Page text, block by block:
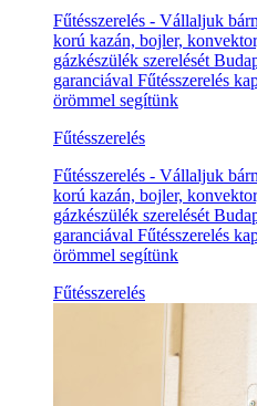
Fűtésszerelés - Vállaljuk
korú kazán, bojler,
gázkészülék szerelését
garanciával Fűtésszerelés
örömmel segítünk
Fűtésszerelés
Fűtésszerelés - Vállaljuk
korú kazán, bojler,
gázkészülék szerelését
garanciával Fűtésszerelés
örömmel segítünk
Fűtésszerelés